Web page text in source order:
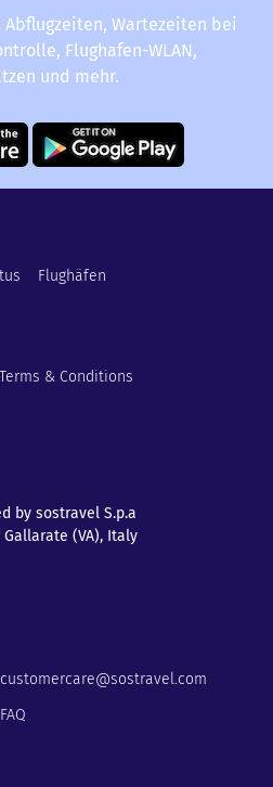
Abflugzeiten, Wartezeiten bei
Flughafen-WLAN,
und mehr.
Flughäfen
Terms & Conditions
by sostravel S.p.a
Gallarate (VA), Italy
customercare@sostravel.com
FAQ